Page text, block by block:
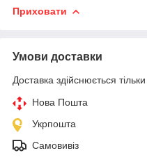
Приховати
Умови доставки
Доставка здійснюється
Нова Пошта
Укрпошта
Самовивіз